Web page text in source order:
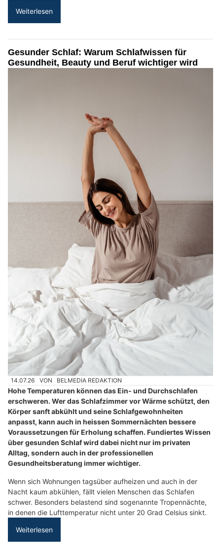
Weiterlesen
Gesunder Schlaf: Warum Schlafwissen für
Gesundheit, Beauty und Beruf wichtiger wird
14.07.26 VON BELMEDIA REDAKTION
Hohe Temperaturen können das Ein- und Durchschlafen
erschweren. Wer das Schlafzimmer vor Wärme schützt, den
Körper sanft abkühlt und seine Schlafgewohnheiten
anpasst, kann auch in heissen Sommernächten bessere
Voraussetzungen für Erholung schaffen. Fundiertes Wissen
über gesunden Schlaf wird dabei nicht nur im privaten
Alltag, sondern auch in der professionellen
Gesundheitsberatung immer wichtiger.
Wenn sich Wohnungen tagsüber aufheizen und auch in der
Nacht kaum abkühlen, fällt vielen Menschen das Schlafen
schwer. Besonders belastend sind sogenannte Tropennächte,
in denen die Lufttemperatur nicht unter 20 Grad Celsius sinkt.
Weiterlesen